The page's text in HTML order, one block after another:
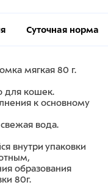
Суточная норма
мягкая 80 г.
для кошек.
к основному
вода.
внутри упаковки
образования
80г.